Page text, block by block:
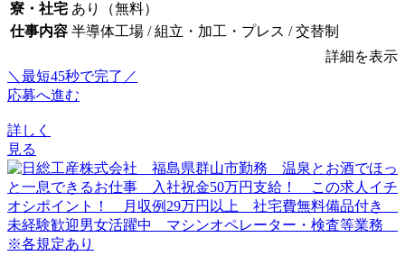
寮・社宅 あり（無料）
仕事内容 半導体工場 / 組立・加工・プレス / 交替制
詳細を表示
＼最短45秒で完了／
応募へ進む
詳しく
見る